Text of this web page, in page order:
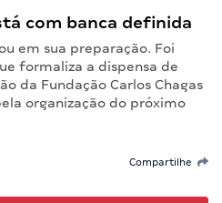
com banca definida
em sua preparação. Foi
formaliza a dispensa de
da Fundação Carlos Chagas
organização do próximo
Compartilhe